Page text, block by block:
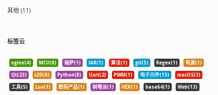
其他 (11)
标签云
nginx(4) MCU(8) 瑞萨(1) IAR(1) 算法(1) git(5) Regex(1)
电源(1)
Qt(23)
LED(6) Python(8) Uart(2) PWM(1) 电子元件(15)
macOS(3)
工具(5)
Lua(1) 数码产品(1) 树莓派(1) HEX(1) base64(1)
Web(13)